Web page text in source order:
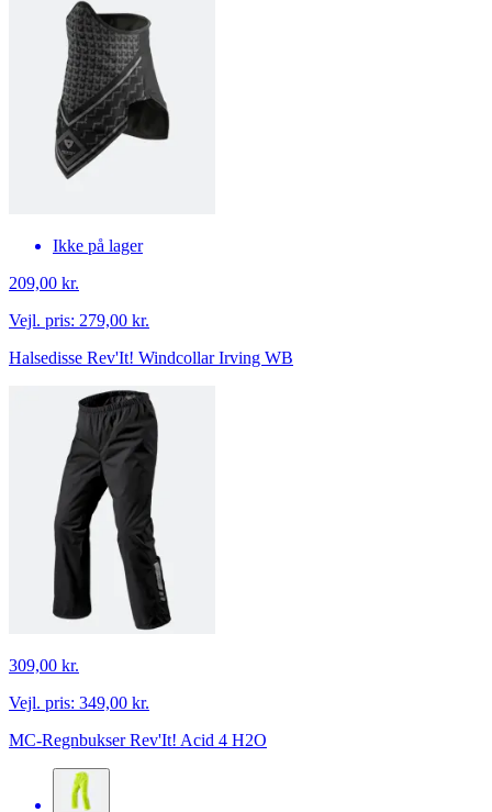
Ikke på lager
209,00 kr.
Vejl. pris: 279,00 kr.
Halsedisse Rev'It! Windcollar Irving WB
309,00 kr.
Vejl. pris: 349,00 kr.
MC-Regnbukser Rev'It! Acid 4 H2O